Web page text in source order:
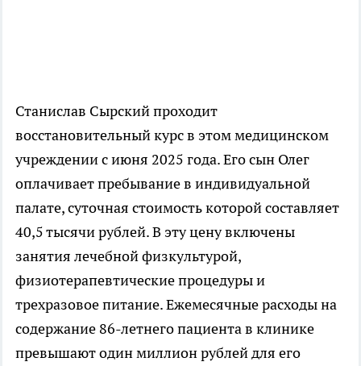
Станислав Сырский проходит
восстановительный курс в этом медицинском
учреждении с июня 2025 года. Его сын Олег
оплачивает пребывание в индивидуальной
палате, суточная стоимость которой составляет
40,5 тысячи рублей. В эту цену включены
занятия лечебной физкультурой,
физиотерапевтические процедуры и
трехразовое питание. Ежемесячные расходы на
содержание 86-летнего пациента в клинике
превышают один миллион рублей для его